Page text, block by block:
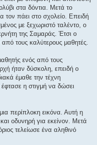
στα δόντια. Μετά το
τον πάει στο σχολείο. Επειδή
με ξεχωριστό ταλέντο, ο
της Σαμαράς. Έτσι ο
τους καλύτερους μαθητές.
ενός από τους
ήταν δύσκολη, επειδή ο
έμαθε την τέχνη
η στιγμή να δώσει
περίπλοκη εικόνα. Αυτή η
οδυνηρή για εκείνον. Μετά
τελείωσε ένα αληθινό